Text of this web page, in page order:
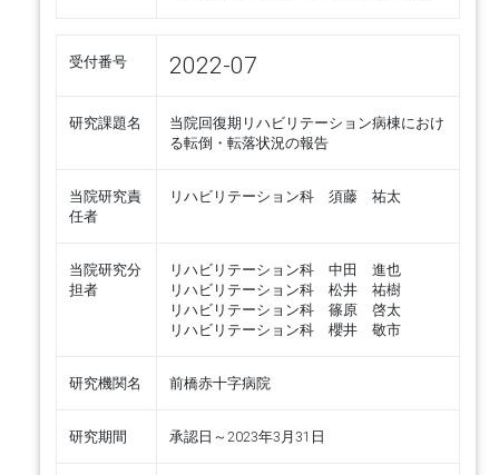
受付番号 2022-07
研究課題名
当院回復期リハビリテーション病棟におけ
る転倒・転落状況の報告
当院研究責
任者
リハビリテーション科 須藤 祐太
当院研究分
担者
リハビリテーション科 中田 進也
リハビリテーション科 松井 祐樹
リハビリテーション科 篠原 啓太
リハビリテーション科 櫻井 敬市
研究機関名 前橋赤十字病院
研究期間 承認日～2023年3月31日